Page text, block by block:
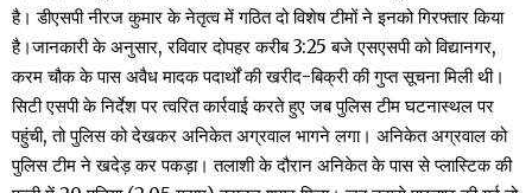
है। डीएसपी नीरज कुमार के नेतृत्व में गठित दो विशेष टीमों ने इनको गिरफ्तार किया
है।जानकारी के अनुसार, रविवार दोपहर करीब 3:25 बजे एसएसपी को विद्यानगर,
करम चौक के पास अवैध मादक पदार्थों की खरीद-बिक्री की गुप्त सूचना मिली थी।
सिटी एसपी के निर्देश पर त्वरित कार्रवाई करते हुए जब पुलिस टीम घटनास्थल पर
पहुंची, तो पुलिस को देखकर अनिकेत अग्रवाल भागने लगा। अनिकेत अग्रवाल को
पुलिस टीम ने खदेड़ कर पकड़ा। तलाशी के दौरान अनिकेत के पास से प्लास्टिक की